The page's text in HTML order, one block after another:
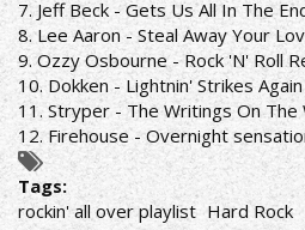
7. Jeff Beck - Gets Us All In The
8. Lee Aaron - Steal Away Your
9. Ozzy Osbourne - Rock 'N' Roll
10. Dokken - Lightnin' Strikes
11. Stryper - The Writings On The
12. Firehouse - Overnight
Tags:
rockin' all over playlist Hard Rock